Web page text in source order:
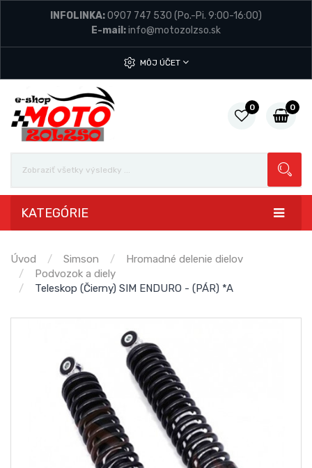
INFOLINKA:0907 747 530 (Po.-Pi. 9:00-16:00)
E-mail:info@motozolzso.sk
MÔJ ÚČET
0 0
KATEGÓRIE
Úvod Simson
Hromadné delenie dielov
Podvozok a diely
Teleskop (Čierny) SIM ENDURO - (PÁR) *A